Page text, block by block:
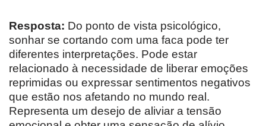
Resposta: Do ponto de vista psicológico,
sonhar se cortando com uma faca pode ter
diferentes interpretações. Pode estar
relacionado à necessidade de liberar emoções
reprimidas ou expressar sentimentos negativos
que estão nos afetando no mundo real.
Representa um desejo de aliviar a tensão